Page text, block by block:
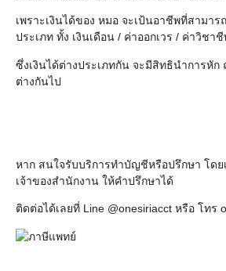
เพราะเงินได้ของ หมอ จะเป้นอาชีพที่สามาร
ประเภท ทั้ง เงินเดือน / ค่าออกเวร / ค่าวิชา
ซึ่งเงินได้ต่างประเภทกัน จะมีสิทธินำการหั
ต่างกันไป
หาก สนใจรับบริการทำบัญชีหรือปรึกษา โด
เจ้าของสำนักงาน ให้คำปรึกษาได้
ติดต่อได้เลยที่ Line @onesiriacct หรือ โทร